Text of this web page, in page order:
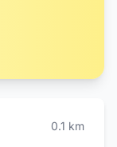
0.1 km